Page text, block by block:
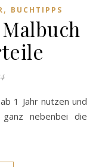
, BUCHTIPPS
nebenbei die